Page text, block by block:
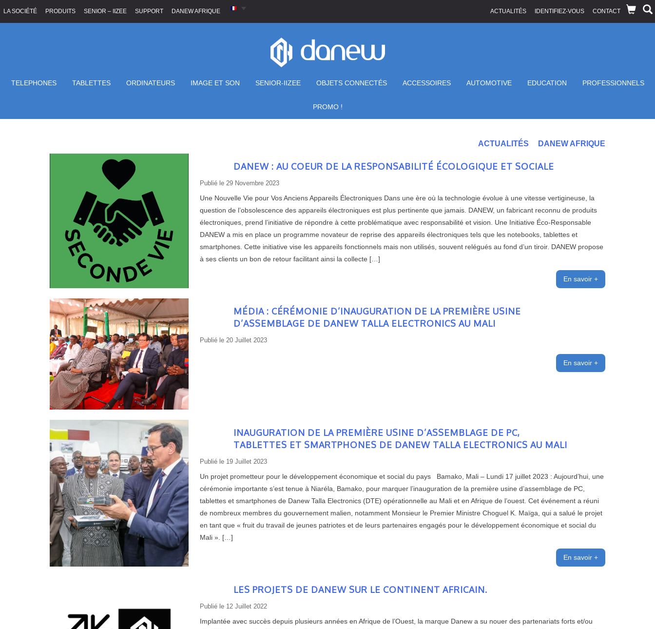
LA SOCIÉTÉ PRODUITS SENIOR – IIZEE SUPPORT DANEW AFRIQUE ACTUALITÉS IDENTIFIEZ-VOUS CONTACT
TELEPHONES TABLETTES ORDINATEURS IMAGE ET SON SENIOR-IIZEE OBJETS CONNECTÉS ACCESSOIRES AUTOMOTIVE EDUCATION PROFESSIONNELS
PROMO !
ACTUALITÉS DANEW AFRIQUE
DANEW : AU COEUR DE LA RESPONSABILITÉ ÉCOLOGIQUE ET SOCIALE
Publié le 29 Novembre 2023
Une Nouvelle Vie pour Vos Anciens Appareils Électroniques Dans une ère où la technologie évolue à une vitesse vertigineuse, la
question de l’obsolescence des appareils électroniques est plus pertinente que jamais. DANEW, un fabricant reconnu de produits
électroniques, prend l’initiative de répondre à cette problématique avec responsabilité et vision. Une Initiative Éco-Responsable
DANEW a mis en place un programme novateur de reprise des appareils électroniques tels que les notebooks, tablettes et
smartphones. Cette initiative vise les appareils fonctionnels mais non utilisés, souvent relégués au fond d’un tiroir. DANEW propose
à ses clients un bon de retour facilitant ainsi la collecte […]
En savoir +
MÉDIA : CÉRÉMONIE D’INAUGURATION DE LA PREMIÈRE USINE
D’ASSEMBLAGE DE DANEW TALLA ELECTRONICS AU MALI
Publié le 20 Juillet 2023
En savoir +
INAUGURATION DE LA PREMIÈRE USINE D’ASSEMBLAGE DE PC,
TABLETTES ET SMARTPHONES DE DANEW TALLA ELECTRONICS AU MALI
Publié le 19 Juillet 2023
Un projet prometteur pour le développement économique et social du pays Bamako, Mali – Lundi 17 juillet 2023 : Aujourd’hui, une
cérémonie importante s’est tenue à Niaréla, Bamako, pour marquer l’inauguration de la première usine d’assemblage de PC,
tablettes et smartphones de Danew Talla Electronics (DTE) opérationnelle au Mali et en Afrique de l’ouest. Cet événement a réuni
de nombreux membres du gouvernement malien, notamment Monsieur le Premier Ministre Choguel K. Maïga, qui a salué le projet
en tant que « fruit du travail de jeunes patriotes et de leurs partenaires engagés pour le développement économique et social du
Mali ». […]
En savoir +
LES PROJETS DE DANEW SUR LE CONTINENT AFRICAIN.
Publié le 12 Juillet 2022
Implantée avec succès depuis plusieurs années en Afrique de l’Ouest, la marque Danew a su nouer des partenariats forts et/ou